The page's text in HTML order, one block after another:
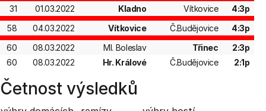
31
01.03.2022 Kladno Vítkovice
4:3p
58
04.03.2022 Vítkovice Č.Budějovice
4:3p
60
08.03.2022 Ml. Boleslav Třinec
2:3p
60
08.03.2022 Hr. Králové Č.Budějovice 2:1p
Četnost výsledků